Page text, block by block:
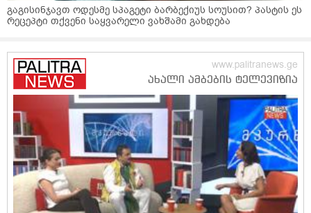
გაგისინჯავთ ოდესმე სპაგეტი ბარბექიუს სოუსით? პასტის ეს
რეცეპტი თქვენი საყვარელი ვახშამი გახდება